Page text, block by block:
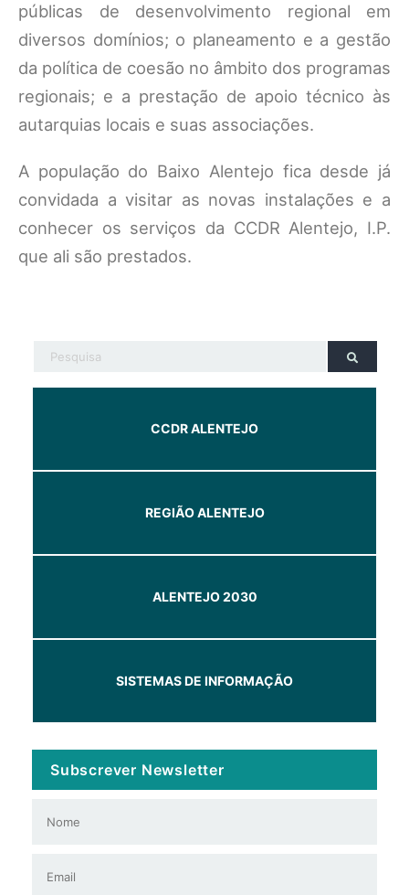
públicas de desenvolvimento regional em
diversos domínios; o planeamento e a gestão
da política de coesão no âmbito dos programas
regionais; e a prestação de apoio técnico às
autarquias locais e suas associações.
A população do Baixo Alentejo fica desde já
convidada a visitar as novas instalações e a
conhecer os serviços da CCDR Alentejo, I.P.
que ali são prestados.
CCDR ALENTEJO
REGIÃO ALENTEJO
ALENTEJO 2030
SISTEMAS DE INFORMAÇÃO
Subscrever Newsletter